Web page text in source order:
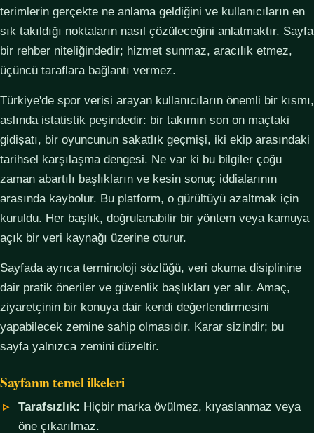
terimlerin gerçekte ne anlama geldiğini ve kullanıcıların en
sık takıldığı noktaların nasıl çözüleceğini anlatmaktır. Sayfa
bir rehber niteliğindedir; hizmet sunmaz, aracılık etmez,
üçüncü taraflara bağlantı vermez.
Türkiye'de spor verisi arayan kullanıcıların önemli bir kısmı,
aslında istatistik peşindedir: bir takımın son on maçtaki
gidişatı, bir oyuncunun sakatlık geçmişi, iki ekip arasındaki
tarihsel karşılaşma dengesi. Ne var ki bu bilgiler çoğu
zaman abartılı başlıkların ve kesin sonuç iddialarının
arasında kaybolur. Bu platform, o gürültüyü azaltmak için
kuruldu. Her başlık, doğrulanabilir bir yöntem veya kamuya
açık bir veri kaynağı üzerine oturur.
Sayfada ayrıca terminoloji sözlüğü, veri okuma disiplinine
dair pratik öneriler ve güvenlik başlıkları yer alır. Amaç,
ziyaretçinin bir konuya dair kendi değerlendirmesini
yapabilecek zemine sahip olmasıdır. Karar sizindir; bu
sayfa yalnızca zemini düzeltir.
Sayfanın temel ilkeleri
Tarafsızlık: Hiçbir marka övülmez, kıyaslanmaz veya
öne çıkarılmaz.